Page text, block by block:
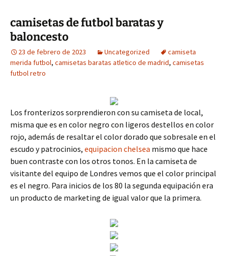
camisetas de futbol baratas y
baloncesto
23 de febrero de 2023 Uncategorized
camiseta
merida futbol, camisetas baratas atletico de madrid, camisetas
futbol retro
Los fronterizos sorprendieron con su camiseta de local,
misma que es en color negro con ligeros destellos en color
rojo, además de resaltar el color dorado que sobresale en el
escudo y patrocinios, equipacion chelsea mismo que hace
buen contraste con los otros tonos. En la camiseta de
visitante del equipo de Londres vemos que el color principal
es el negro. Para inicios de los 80 la segunda equipación era
un producto de marketing de igual valor que la primera.